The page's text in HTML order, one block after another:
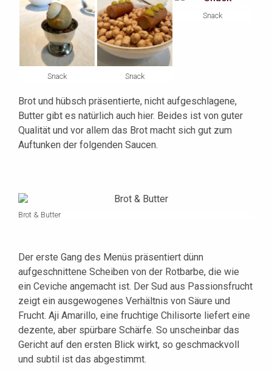
Snack Snack
Snack
Brot und hübsch präsentierte, nicht aufgeschlagene,
Butter gibt es natürlich auch hier. Beides ist von guter
Qualität und vor allem das Brot macht sich gut zum
Auftunken der folgenden Saucen.
Brot & Butter
Der erste Gang des Menüs präsentiert dünn
aufgeschnittene Scheiben von der Rotbarbe, die wie
ein Ceviche angemacht ist. Der Sud aus Passionsfrucht
zeigt ein ausgewogenes Verhältnis von Säure und
Frucht. Aji Amarillo, eine fruchtige Chilisorte liefert eine
dezente, aber spürbare Schärfe. So unscheinbar das
Gericht auf den ersten Blick wirkt, so geschmackvoll
und subtil ist das abgestimmt.